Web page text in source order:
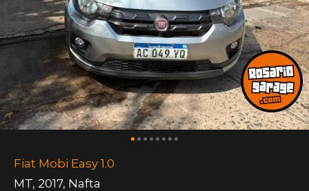
Fiat Mobi Easy 1.0
MT, 2017, Nafta